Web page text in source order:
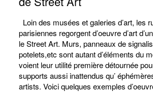
Loin des musées et galeries d’art, les
parisiennes regorgent d’oeuvre d’art
le Street Art. Murs, panneaux de
potelets,etc sont autant d’éléments du
voient leur utilité première détournée
supports aussi inattendus qu’
artists. Voici quelques exemples